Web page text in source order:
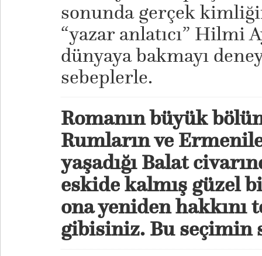
sonunda gerçek
“yazar anlatıcı” Hilmi
dünyaya bakmayı
sebeplerle.
Romanın büyük
Rumların ve
yaşadığı Balat
eskide kalmış güzel
ona yeniden
gibisiniz. Bu